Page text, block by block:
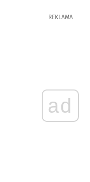
REKLAMA
ad